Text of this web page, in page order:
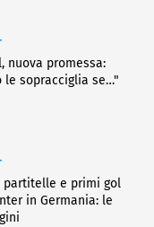
nuova promessa:
le sopracciglia se…"
partitelle e primi gol
in Germania: le